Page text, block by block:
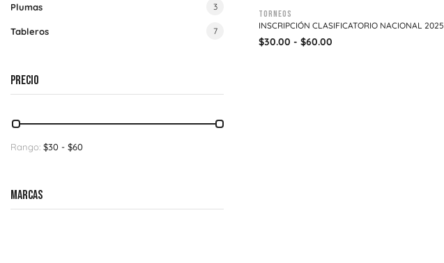
Plumas 3
Tableros 7
PRECIO
Rango: $30 - $60
MARCAS
Torneos
INSCRIPCIÓN CLASIFICATORIO NACIONAL 2025
$30.00 - $60.00